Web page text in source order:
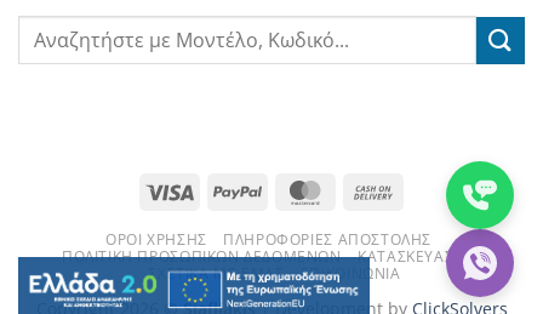
Visa PayPal MasterCard
Delivery
ΌΡΟΙ ΧΡΉΣΗΣ
ΠΛΗΡΟΦΟΡΊΕΣ ΑΠΟΣΤΟΛΉΣ
ΠΟΛΙΤΙΚΉ ΠΡΟΣΩΠΙΚΏΝ ΔΕΔΟΜΈΝΩΝ
ΚΑΤΑΣΚΕΥΑΣΤΈΣ
ΣΧΕΤΙΚΆ ΜΕ ΕΜΆΣ
ΕΠΙΚΟΙΝΩΝΊΑ
Copyright 2026 ©Siafliakis| Development by ClickSolvers